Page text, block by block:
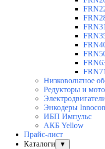
Низковольтное
Редукторы и
Энкодеры
ИБП Импульс
АКБ Yellow
Прайс-лист
Каталоги
▼